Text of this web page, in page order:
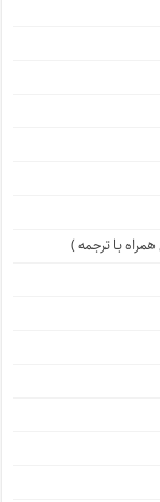
با ترجمه )